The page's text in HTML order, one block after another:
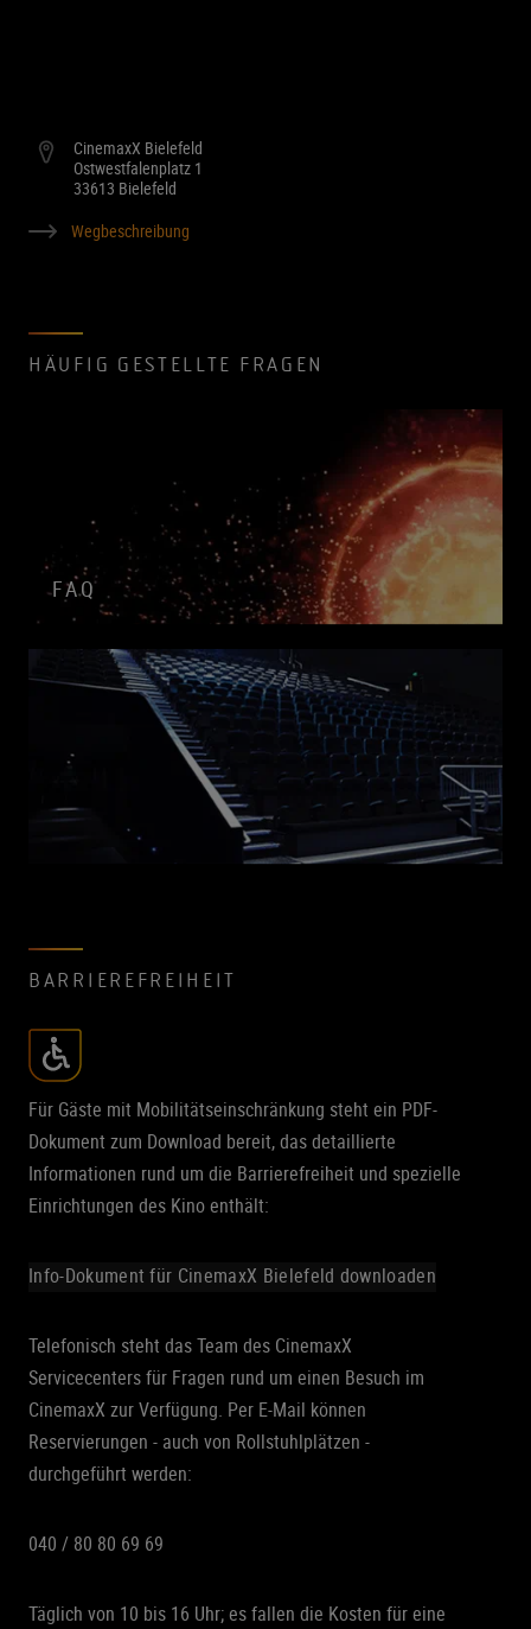
CinemaxX Bielefeld
Ostwestfalenplatz 1
33613 Bielefeld
Wegbeschreibung
HÄUFIG GESTELLTE FRAGEN
FAQ
BARRIEREFREIHEIT
Für Gäste mit Mobilitätseinschränkung steht ein PDF-
Dokument zum Download bereit, das detaillierte
Informationen rund um die Barrierefreiheit und spezielle
Einrichtungen des Kino enthält:
Info-Dokument für CinemaxX Bielefeld downloaden
Telefonisch steht das Team des CinemaxX
Servicecenters für Fragen rund um einen Besuch im
CinemaxX zur Verfügung. Per E-Mail können
Reservierungen - auch von Rollstuhlplätzen -
durchgeführt werden:
040 / 80 80 69 69
Täglich von 10 bis 16 Uhr; es fallen die Kosten für eine